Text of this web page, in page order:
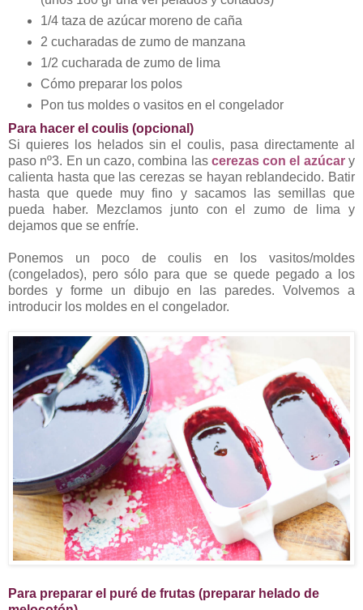
1/4 taza de azúcar moreno de caña
2 cucharadas de zumo de manzana
1/2 cucharada de zumo de lima
Cómo preparar los polos
Pon tus moldes o vasitos en el congelador
Para hacer el coulis (opcional)
Si quieres los helados sin el coulis, pasa directamente al
paso nº3. En un cazo, combina las cerezas con el azúcary
calienta hasta que las cerezas se hayan reblandecido. Batir
hasta que quede muy fino y sacamos las semillas que
pueda haber. Mezclamos junto con el zumo de lima y
dejamos que se enfríe.
Ponemos un poco de coulis en los vasitos/moldes
(congelados), pero sólo para que se quede pegado a los
bordes y forme un dibujo en las paredes. Volvemos a
introducir los moldes en el congelador.
Para preparar el puré de frutas (preparar helado de